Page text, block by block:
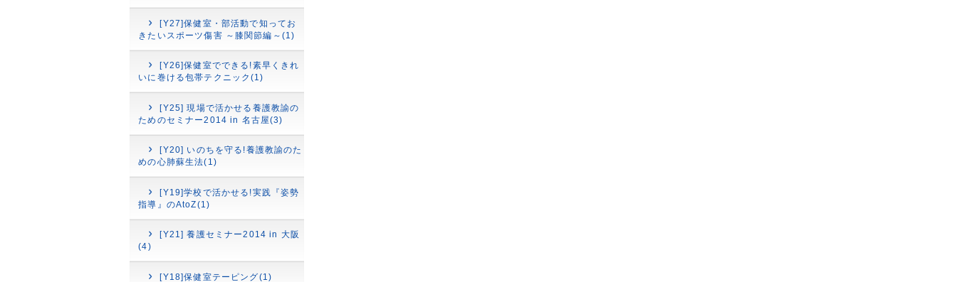
[Y27]保健室・部活動で知ってお
きたいスポーツ傷害 ～膝関節編～(1)
[Y26]保健室でできる!素早くきれ
いに巻ける包帯テクニック(1)
[Y25] 現場で活かせる養護教諭の
ためのセミナー2014 in 名古屋(3)
[Y20] いのちを守る!養護教諭のた
めの心肺蘇生法(1)
[Y19]学校で活かせる!実践『姿勢
指導』のAtoZ(1)
[Y21] 養護セミナー2014 in 大阪
(4)
[Y18]保健室テーピング(1)